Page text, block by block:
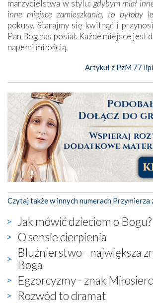
marzycielstwa w stylu: gdybym miał
inne miejsce zamieszkania, to byłoby
pokusy. Starajmy się kwitnąć i
Pan Bóg nas posiał. Każde miejsce jest
napełni miłością.
Artykuł z PzM 77
Czytaj także w innych numerach Przymierza
Jak mówić dzieciom o Bogu?
O sensie cierpienia
Bluźnierstwo - największa
Boga
Egzorcyzmy - znak
Rozwód to dramat